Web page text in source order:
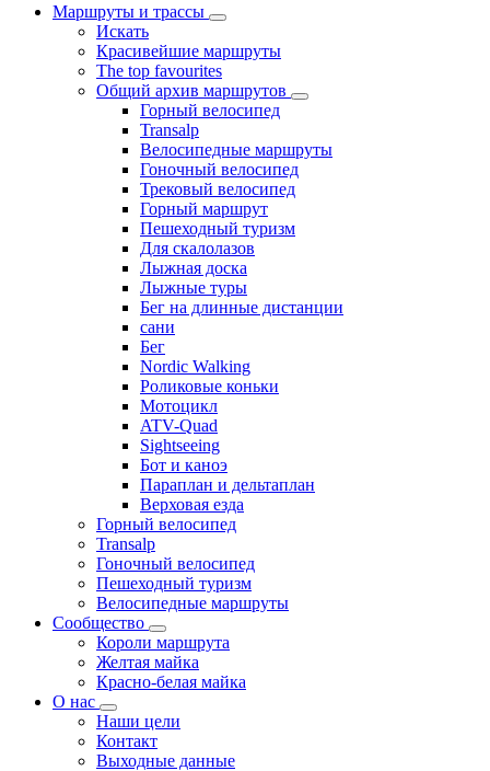
Маршруты и трассы
Искать
Красивейшие маршруты
The top favourites
Общий архив маршрутов
Горный велосипед
Transalp
Велосипедные маршруты
Гоночный велосипед
Трековый велосипед
Горный маршрут
Пешеходный туризм
Для скалолазов
Лыжная доска
Лыжные туры
Бег на длинные дистанции
сани
Бег
Nordic Walking
Роликовые коньки
Мотоцикл
ATV-Quad
Sightseeing
Бот и каноэ
Параплан и дельтаплан
Верховая езда
Горный велосипед
Transalp
Гоночный велосипед
Пешеходный туризм
Велосипедные маршруты
Сообщество
Короли маршрута
Желтая майка
Красно-белая майка
О нас
Наши цели
Контакт
Выходные данные